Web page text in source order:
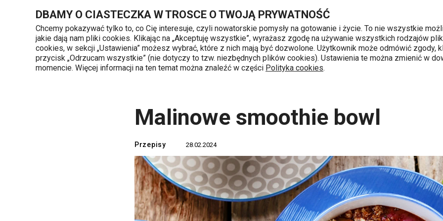
DBAMY O CIASTECZKA W TROSCE O TWOJĄ PRYWATNOŚĆ
Chcemy pokazywać tylko to, co Cię interesuje, czyli nowatorskie pomysły na gotowanie i życie. To nie wszystkie
jakie dają nam pliki cookies. Klikając na „Akceptuję wszystkie”, wyrażasz zgodę na używanie wszystkich rodzajów
cookies, w sekcji „Ustawienia” możesz wybrać, które z nich mają być dozwolone. Użytkownik może odmówić zgody,
przycisk „Odrzucam wszystkie” (nie dotyczy to tzw. niezbędnych plików cookies). Ustawienia te można zmienić w
momencie. Więcej informacji na ten temat można znaleźć w części Polityka cookies.
Przejdź do głównej zawartości
Przejdź do wyszukiwania
Przejdź do nawigacji
Kategorie produktów 720 809 700
Poniedziałek - piątek od 8 do 16
Malinowe smoothie bowl
Przepisy 28.02.2024